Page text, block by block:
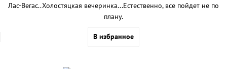
Лас-Вегас..Холостяцкая вечеринка...Естественно, все пойдет не по
плану.
В избранное